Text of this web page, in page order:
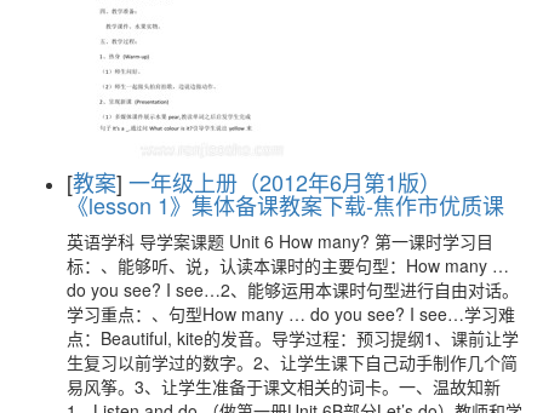
[教案] 一年级上册（2012年6月第1版）
《lesson 1》集体备课教案下载-焦作市优质课
英语学科 导学案课题 Unit 6 How many? 第一课时学习目
标：、能够听、说，认读本课时的主要句型：How many …
do you see? I see…2、能够运用本课时句型进行自由对话。
学习重点：、句型How many … do you see? I see…学习难
点：Beautiful, kite的发音。导学过程：预习提纲1、课前让学
生复习以前学过的数字。2、让学生课下自己动手制作几个简
易风筝。3、让学生准备于课文相关的词卡。一、温故知新